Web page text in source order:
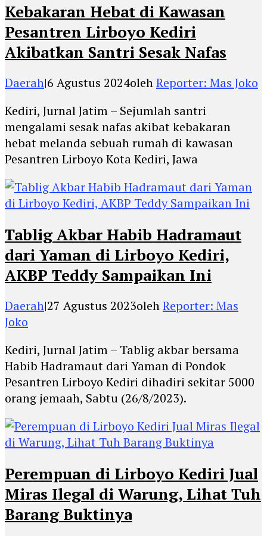
Kebakaran Hebat di Kawasan
Pesantren Lirboyo Kediri
Akibatkan Santri Sesak Nafas
Daerah|6 Agustus 2024olehReporter: Mas Joko
Kediri, Jurnal Jatim – Sejumlah santri
mengalami sesak nafas akibat kebakaran
hebat melanda sebuah rumah di kawasan
Pesantren Lirboyo Kota Kediri, Jawa
Tablig Akbar Habib Hadramaut
dari Yaman di Lirboyo Kediri,
AKBP Teddy Sampaikan Ini
Daerah|27 Agustus 2023olehReporter: Mas
Joko
Kediri, Jurnal Jatim – Tablig akbar bersama
Habib Hadramaut dari Yaman di Pondok
Pesantren Lirboyo Kediri dihadiri sekitar 5000
orang jemaah, Sabtu (26/8/2023).
Perempuan di Lirboyo Kediri Jual
Miras Ilegal di Warung, Lihat Tuh
Barang Buktinya